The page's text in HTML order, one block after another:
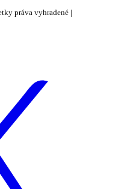
práva vyhradené |